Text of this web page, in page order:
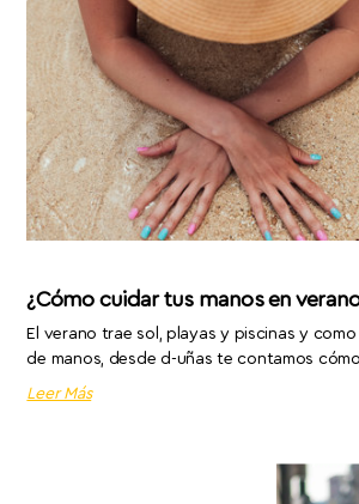
¿Cómo cuidar tus manos en
El verano trae sol, playas y piscinas y
de manos, desde d-uñas te contamos
Leer Más